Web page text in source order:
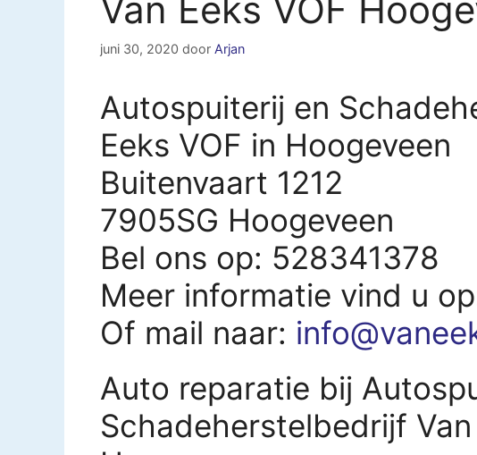
Van Eeks VOF
juni 30, 2020 door Arjan
Autospuiterij en
Eeks VOF in Hoogeveen
Buitenvaart 1212
7905SG Hoogeveen
Bel ons op: 528341378
Meer informatie vind u
Of mail naar:
Auto reparatie bij
Schadeherstelbedrijf Van